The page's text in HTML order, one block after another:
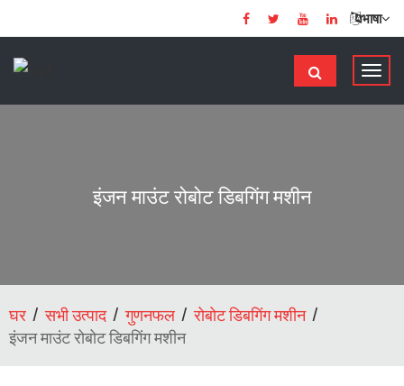
भाषा
टॉ
इंजन माउंट रोबोट डिबगिंग मशीन
घर सभी उत्पाद गुणनफल
रोबोट डिबगिंग मशीन
इंजन माउंट रोबोट डिबगिंग मशीन